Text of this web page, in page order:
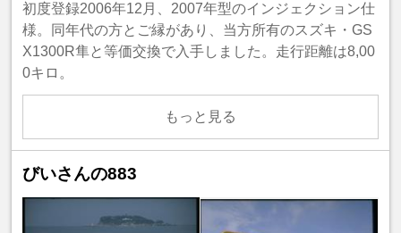
初度登録2006年12月、2007年型のインジェクション仕
様。同年代の方とご縁があり、当方所有のスズキ・GS
X1300R隼と等価交換で入手しました。走行距離は8,00
0キロ。
もっと見る
びいさんの883